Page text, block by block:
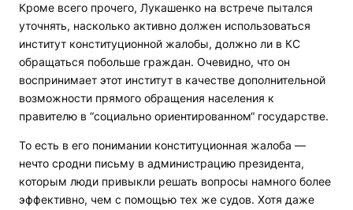
Кроме всего прочего, Лукашенко на встрече пытался
уточнять, насколько активно должен использоваться
институт конституционной жалобы, должно ли в КС
обращаться побольше граждан. Очевидно, что он
воспринимает этот институт в качестве дополнительной
возможности прямого обращения населения к
правителю в “социально ориентированном“ государстве.
То есть в его понимании конституционная жалоба —
нечто сродни письму в администрацию президента,
которым люди привыкли решать вопросы намного более
эффективно, чем с помощью тех же судов. Хотя даже